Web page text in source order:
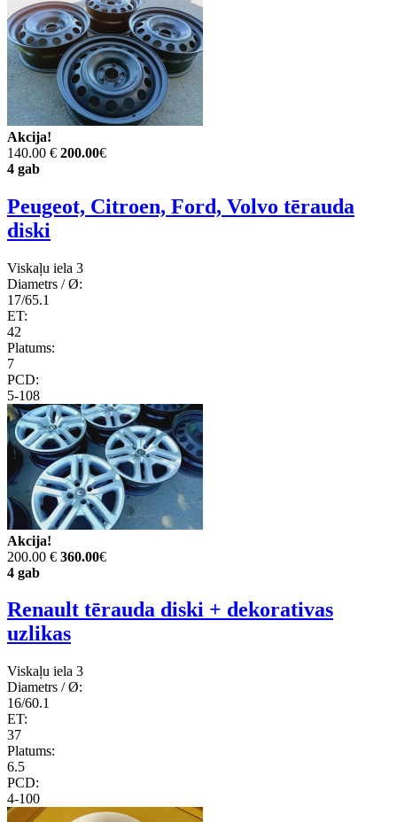
Akcija!
140.00 € 200.00€
4 gab
Peugeot, Citroen, Ford, Volvo tērauda
diski
Viskaļu iela 3
Diametrs / Ø:
17/65.1
ET:
42
Platums:
7
PCD:
5-108
Akcija!
200.00 € 360.00€
4 gab
Renault tērauda diski + dekorativas
uzlikas
Viskaļu iela 3
Diametrs / Ø:
16/60.1
ET:
37
Platums:
6.5
PCD:
4-100